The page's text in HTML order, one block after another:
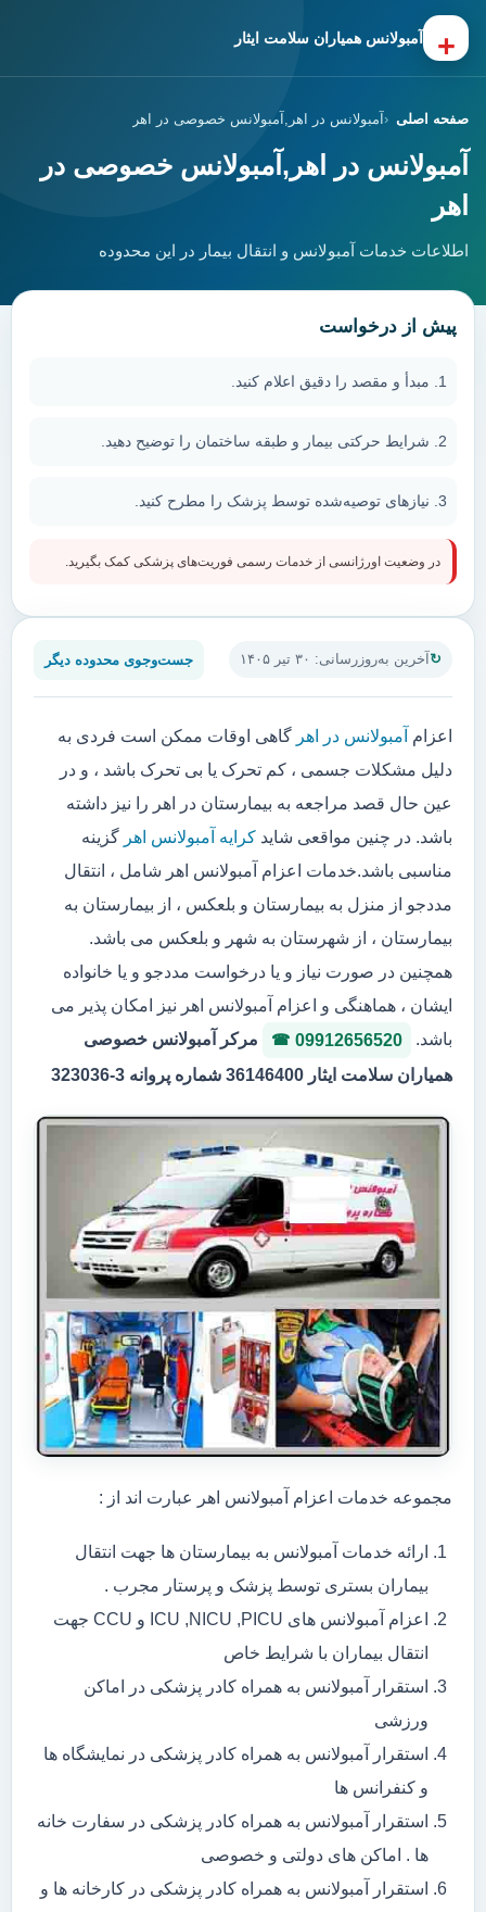
+ آمبولانس همیاران سلامت ایثار
صفحه اصلی آمبولانس در اهر,آمبولانس خصوصی در اهر
آمبولانس در اهر,آمبولانس خصوصی در
اهر
اطلاعات خدمات آمبولانس و انتقال بیمار در این محدوده
آخرین به‌روزرسانی: ۳۰ تیر ۱۴۰۵ جست‌وجوی محدوده دیگر
اعزام آمبولانس در اهر گاهی اوقات ممکن است فردی به
دلیل مشکلات جسمی ، کم تحرک یا بی تحرک باشد ، و در
عین حال قصد مراجعه به بیمارستان در اهر را نیز داشته
باشد. در چنین مواقعی شاید کرایه آمبولانس اهر گزینه
مناسبی باشد.خدمات اعزام آمبولانس اهر شامل ، انتقال
مددجو از منزل به بیمارستان و بلعکس ، از بیمارستان به
بیمارستان ، از شهرستان به شهر و بلعکس می باشد.
همچنین در صورت نیاز و یا درخواست مددجو و یا خانواده
ایشان ، هماهنگی و اعزام آمبولانس اهر نیز امکان پذیر می
باشد.
09912656520
مرکر آمبولانس خصوصی
همیاران سلامت ایثار 36146400 شماره پروانه 3-323036
مجموعه خدمات اعزام آمبولانس اهر عبارت اند از :
ارائه خدمات آمبولانس به بیمارستان ها جهت انتقال
بیماران بستری توسط پزشک و پرستار مجرب .
اعزام آمبولانس های ICU ,NICU ,PICU و CCU جهت
انتقال بیماران با شرایط خاص
استقرار آمبولانس به همراه کادر پزشکی در اماکن
ورزشی
استقرار آمبولانس به همراه کادر پزشکی در نمایشگاه ها
و کنفرانس ها
استقرار آمبولانس به همراه کادر پزشکی در سفارت خانه
ها . اماکن های دولتی و خصوصی
استقرار آمبولانس به همراه کادر پزشکی در کارخانه ها و
پیش از درخواست
مبدأ و مقصد را دقیق اعلام کنید.
شرایط حرکتی بیمار و طبقه ساختمان را توضیح دهید.
نیازهای توصیه‌شده توسط پزشک را مطرح کنید.
در وضعیت اورژانسی از خدمات رسمی فوریت‌های پزشکی کمک بگیرید.